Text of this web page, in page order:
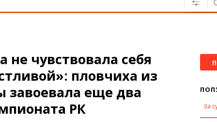
Объявления
Услуги
Электроника
Мебель
Погода
не чувствовала себя
пловчиха из
завоевала еще два
РК
За